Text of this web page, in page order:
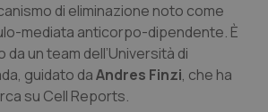
di eliminazione noto come
mediata anticorpo-dipendente. È
un team dell’Università di
guidato daAndres Finzi, che ha
su Cell Reports.